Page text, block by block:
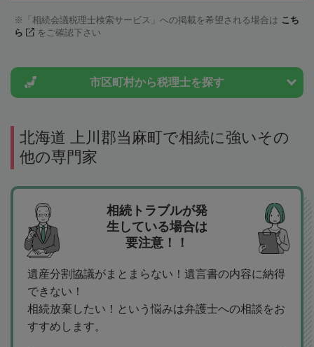
「相続会議税理士検索サービス」への掲載を希望される場合は こち
ら
をご確認下さい
市区町村から税理士を探す
北海道 上川郡当麻町で相続に強いその
他の専門家
相続トラブルが発
生している場合は
要注意！！
遺産分割協議がまとまらない！遺言書の内容に納得
できない！
相続放棄したい！という悩みは弁護士への相談をお
すすめします。